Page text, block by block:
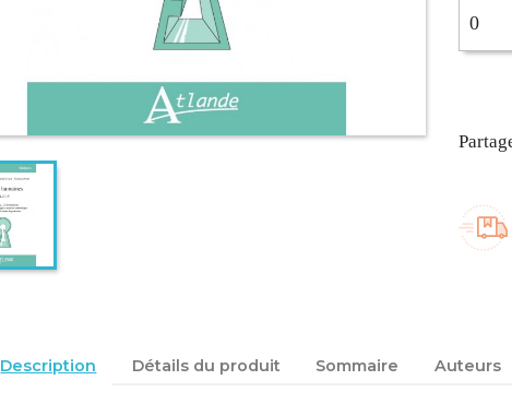
Description Détails du produit Sommaire Auteurs